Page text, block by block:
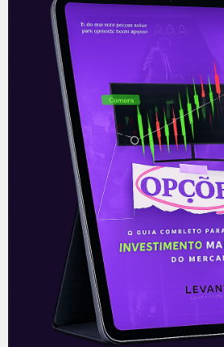
Vacina da Johnson
O presidente Joseph Biden
nesta terça-feira (2) um
entre a Johnson & Johnson
Merck para produção das
Leia mais
03/03/2021